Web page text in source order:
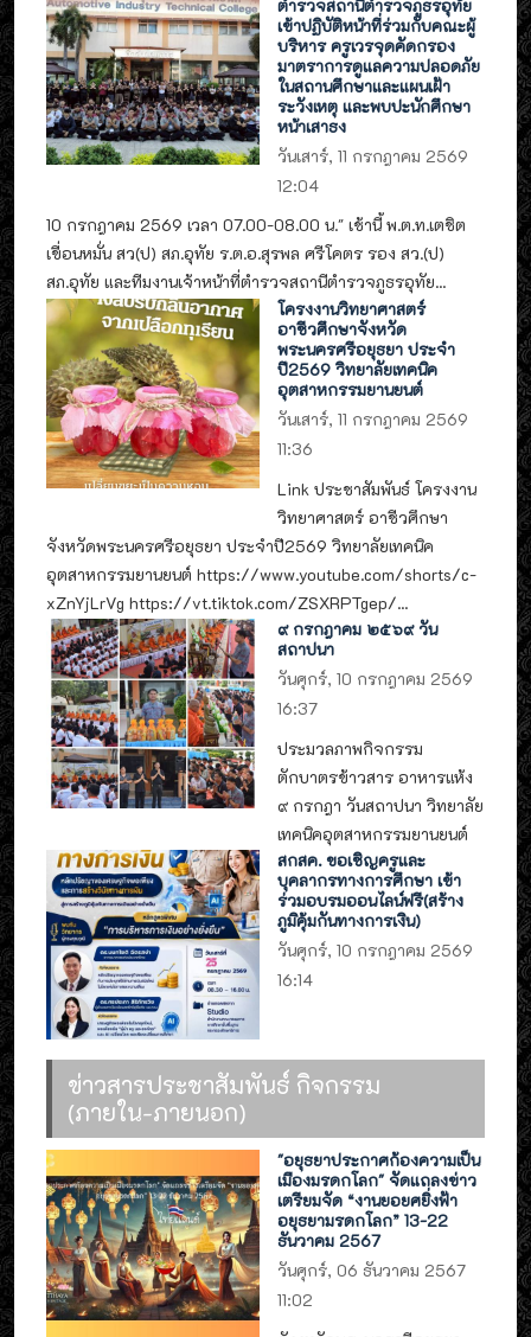
ตำรวจสถานีตำรวจภูธรอุทัย
เข้าปฏิบัติหน้าที่ร่วมกับคณะผู้
บริหาร ครูเวรจุดคัดกรอง
มาตราการดูแลความปลอดภัย
ในสถานศึกษาและแผนเฝ้า
ระวังเหตุ และพบปะนักศึกษา
หน้าเสาธง
วันเสาร์, 11 กรกฎาคม 2569
12:04
10 กรกฎาคม 2569 เวลา 07.00-08.00 น." เช้านี้ พ.ต.ท.เตชิต
เขื่อนหมั่น สว(ป) สภ.อุทัย ร.ต.อ.สุรพล ศรีโคตร รอง สว.(ป)
สภ.อุทัย และทีมงานเจ้าหน้าที่ตำรวจสถานีตำรวจภูธรอุทัย...
โครงงานวิทยาศาสตร์
อาชีวศึกษาจังหวัด
พระนครศรีอยุธยา ประจำ
ปี2569 วิทยาลัยเทคนิค
อุตสาหกรรมยานยนต์
วันเสาร์, 11 กรกฎาคม 2569
11:36
Link ประชาสัมพันธ์ โครงงาน
วิทยาศาสตร์ อาชีวศึกษา
จังหวัดพระนครศรีอยุธยา ประจำปี2569 วิทยาลัยเทคนิค
อุตสาหกรรมยานยนต์ https://www.youtube.com/shorts/c-
xZnYjLrVg https://vt.tiktok.com/ZSXRPTgep/...
๙ กรกฎาคม ๒๕๖๙ วัน
สถาปนา
วันศุกร์, 10 กรกฎาคม 2569
16:37
ประมวลภาพกิจกรรม
ตักบาตรข้าวสาร อาหารแห้ง
๙ กรกฎา วันสถาปนา วิทยาลัย
เทคนิคอุตสาหกรรมยานยนต์
สกสค. ขอเชิญครูและ
บุคลากรทางการศึกษา เข้า
ร่วมอบรมออนไลน์ฟรี(สร้าง
ภูมิคุ้มกันทางการเงิน)
วันศุกร์, 10 กรกฎาคม 2569
16:14
ข่าวสารประชาสัมพันธ์ กิจกรรม
(ภายใน-ภายนอก)
"อยุธยาประกาศก้องความเป็น
เมืองมรดกโลก" จัดแถลงข่าว
เตรียมจัด “งานยอยศยิ่งฟ้า
อยุธยามรดกโลก” 13-22
ธันวาคม 2567
วันศุกร์, 06 ธันวาคม 2567
11:02